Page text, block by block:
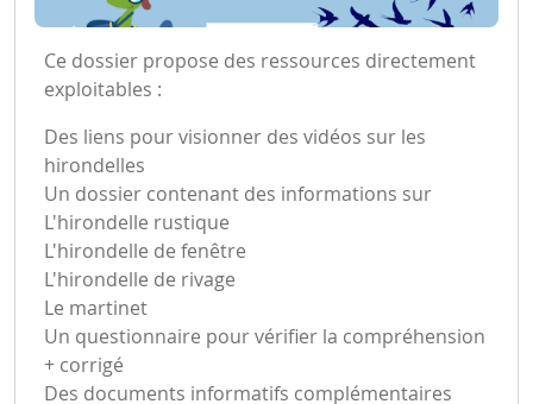
Ce dossier propose des ressources directement
exploitables :
Des liens pour visionner des vidéos sur les
hirondelles
Un dossier contenant des informations sur
L'hirondelle rustique
L'hirondelle de fenêtre
L'hirondelle de rivage
Le martinet
Un questionnaire pour vérifier la compréhension
+ corrigé
Des documents informatifs complémentaires